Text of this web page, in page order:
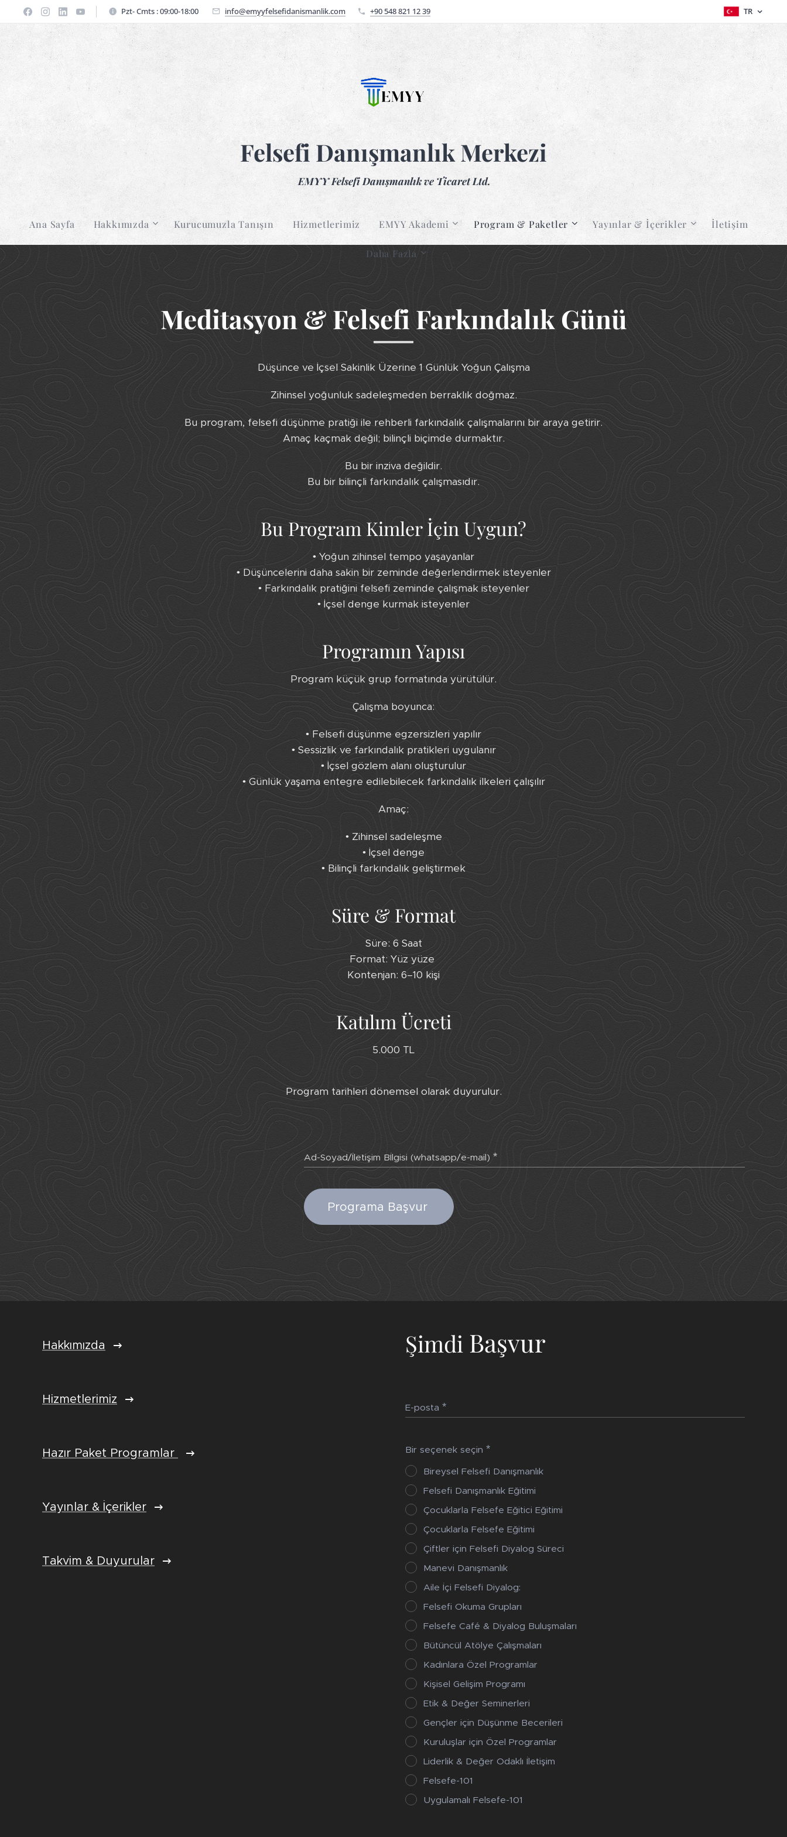
Pzt- Cmts : 09:00-18:00 info@emyyfelsefidanismanlik.com +90 548 821 12 39 TR
Felsefi Danışmanlık Merkezi
EMYY Felsefi Danışmanlık ve Ticaret Ltd.
Ana Sayfa Hakkımızda Kurucumuzla Tanışın Hizmetlerimiz EMYY Akademi Program & Paketler Yayınlar & İçerikler İletişim
Daha Fazla
Meditasyon & Felsefi Farkındalık Günü
Düşünce ve İçsel Sakinlik Üzerine 1 Günlük Yoğun Çalışma
Zihinsel yoğunluk sadeleşmeden berraklık doğmaz.
Bu program, felsefi düşünme pratiği ile rehberli farkındalık çalışmalarını bir araya getirir.
Amaç kaçmak değil; bilinçli biçimde durmaktır.
Bu bir inziva değildir.
Bu bir bilinçli farkındalık çalışmasıdır.
Bu Program Kimler İçin Uygun?
• Yoğun zihinsel tempo yaşayanlar
• Düşüncelerini daha sakin bir zeminde değerlendirmek isteyenler
• Farkındalık pratiğini felsefi zeminde çalışmak isteyenler
• İçsel denge kurmak isteyenler
Programın Yapısı
Program küçük grup formatında yürütülür.
Çalışma boyunca:
• Felsefi düşünme egzersizleri yapılır
• Sessizlik ve farkındalık pratikleri uygulanır
• İçsel gözlem alanı oluşturulur
• Günlük yaşama entegre edilebilecek farkındalık ilkeleri çalışılır
Amaç:
• Zihinsel sadeleşme
• İçsel denge
• Bilinçli farkındalık geliştirmek
Süre & Format
Süre: 6 Saat
Format: Yüz yüze
Kontenjan: 6–10 kişi
Katılım Ücreti
5.000 TL
Program tarihleri dönemsel olarak duyurulur.
Ad-Soyad/İletişim Bİlgisi (whatsapp/e-mail)
Programa Başvur
Hakkımızda
Hizmetlerimiz
Hazır Paket Programlar
Yayınlar & İçerikler
Takvim & Duyurular
Şimdi Başvur
E-posta
Bir seçenek seçin
Bireysel Felsefi Danışmanlık
Felsefi Danışmanlık Eğitimi
Çocuklarla Felsefe Eğitici Eğitimi
Çocuklarla Felsefe Eğitimi
Çiftler için Felsefi Diyalog Süreci
Manevi Danışmanlık
Aile İçi Felsefi Diyalog:
Felsefi Okuma Grupları
Felsefe Café & Diyalog Buluşmaları
Bütüncül Atölye Çalışmaları
Kadınlara Özel Programlar
Kişisel Gelişim Programı
Etik & Değer Seminerleri
Gençler için Düşünme Becerileri
Kuruluşlar için Özel Programlar
Liderlik & Değer Odaklı İletişim
Felsefe-101
Uygulamalı Felsefe-101